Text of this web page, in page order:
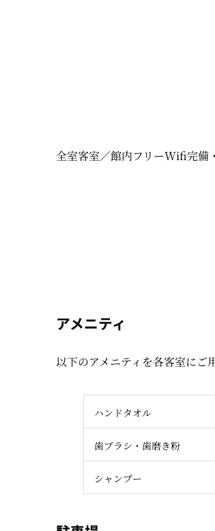
全室客室／館内フリーWifi完備
アメニティ
以下のアメニティを各客室にご
ハンドタオル
歯ブラシ・歯磨き粉
シャンプー